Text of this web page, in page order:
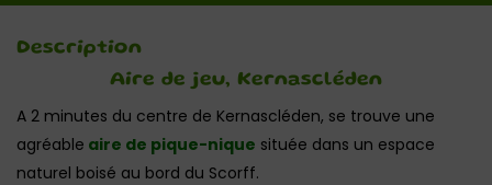
Description
Aire de jeu, Kernascléden
A 2 minutes du centre de Kernascléden, se trouve une
agréable aire de pique-nique située dans un espace
naturel boisé au bord du Scorff.